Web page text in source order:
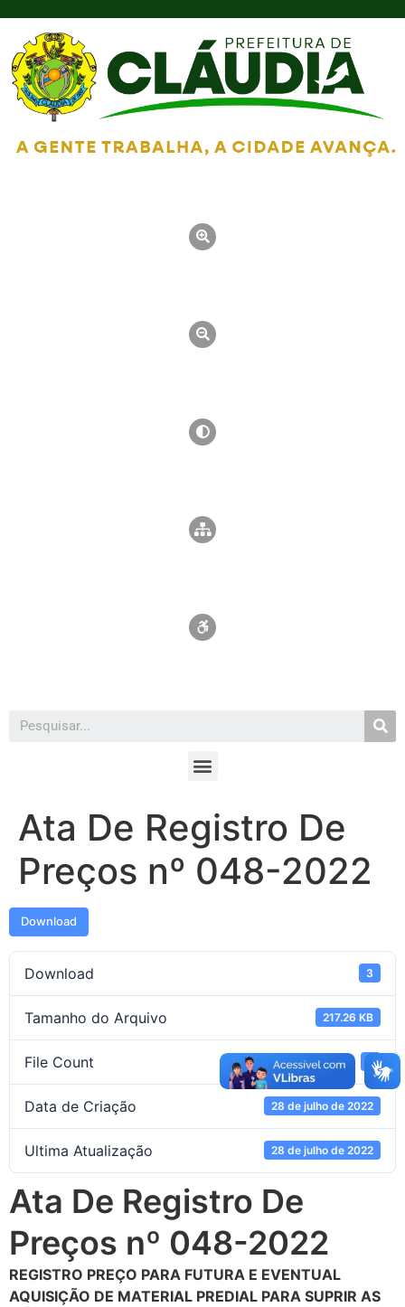
Ata De Registro De
Preços nº 048-2022
Download
Download 3
Tamanho do Arquivo 217.26 KB
File Count 1
Data de Criação 28 de julho de 2022
Ultima Atualização 28 de julho de 2022
Ata De Registro De
Preços nº 048-2022
REGISTRO PREÇO PARA FUTURA E EVENTUAL
AQUISIÇÃO DE MATERIAL PREDIAL PARA SUPRIR AS